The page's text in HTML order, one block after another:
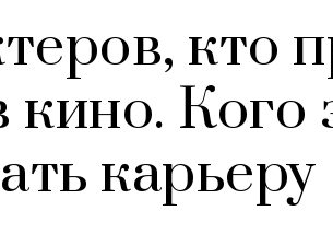
кто
кино.
карьеру